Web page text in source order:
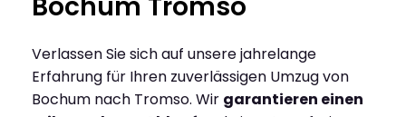
Verlassen Sie sich auf unsere jahrelange
Erfahrung für Ihren zuverlässigen Umzug von
Bochum nach Tromso. Wir garantieren einen